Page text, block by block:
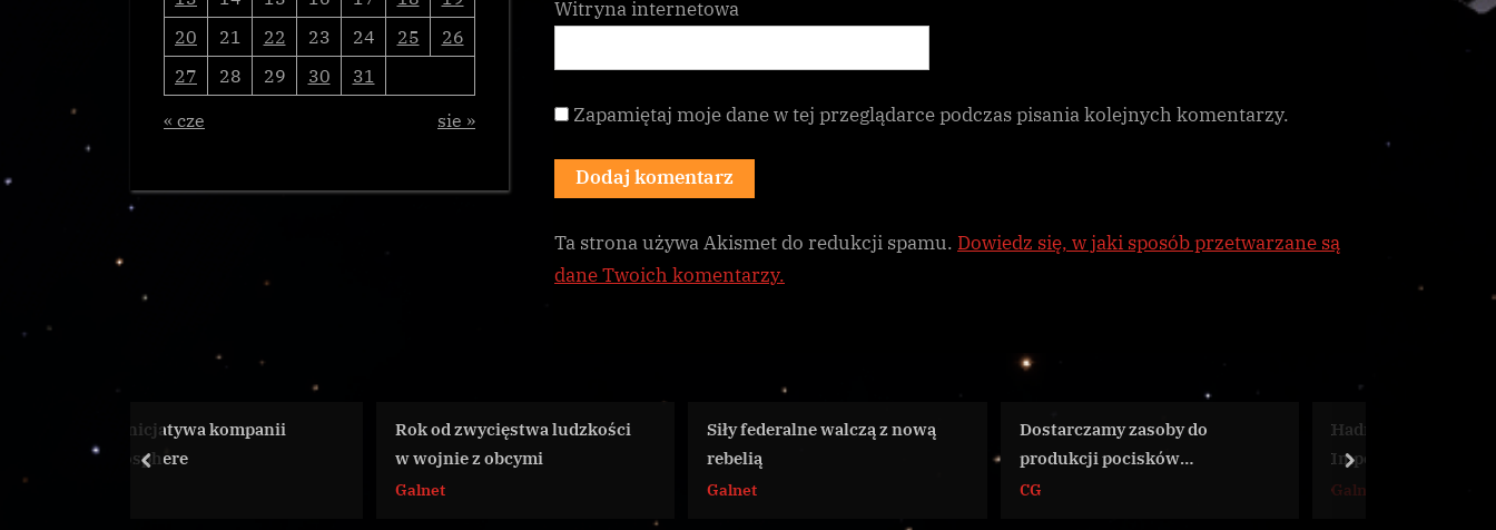
Witryna internetowa
Zapamiętaj moje dane w tej przeglądarce podczas pisania kolejnych komentarzy.
Ta strona używa Akismet do redukcji spamu. Dowiedz się, w jaki sposób przetwarzane są
dane Twoich komentarzy.
20
21 22 23 24 25
26
27
28 29 30
31
« cze
sie »
Rok od zwycięstwa ludzkości
Siły federalne walczą z nową
Dostarczamy zasoby do
produkcji pocisków
Hadrian Duval popiera izolację
Imperium
prev next